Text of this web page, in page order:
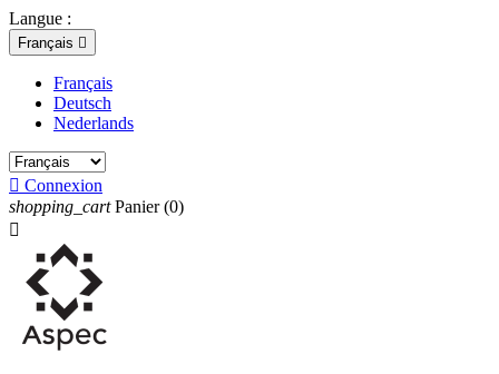
Langue :
Français 
Français
Deutsch
Nederlands
 Connexion
shopping_cart Panier (0)
